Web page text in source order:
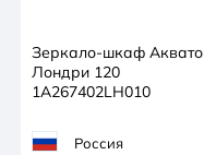
Зеркало-шкаф
Лондри 120
1A267402LH010
Россия